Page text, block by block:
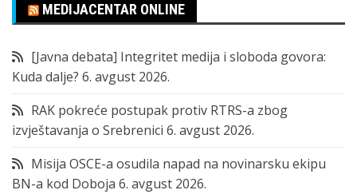
MEDIJACENTAR ONLINE
[Javna debata] Integritet medija i sloboda govora:
Kuda dalje? 6. avgust 2026.
RAK pokreće postupak protiv RTRS-a zbog
izvještavanja o Srebrenici 6. avgust 2026.
Misija OSCE-a osudila napad na novinarsku ekipu
BN-a kod Doboja 6. avgust 2026.